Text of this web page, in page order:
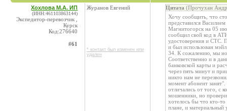
Хохлова М.А. ИП
(ИНН:461103863144)
Экспедитор-перевозчик ,
Курск
Код:276640
#61
Журанов Евгений
* контакт был изменен или
удален
Цитата (Прочухан
Хочу сообщить, что
представился
Магнитогорск на 05
сообщил свой код в
удостоверения и СТС.
и был использован
34. К сожалению, мы
Соответственно и в
банковской карты и
через пять минут и
никто нам не
момент абонент
отличались от того, с
мошенники, но
хотелось бы что кто-
плане, и материальный